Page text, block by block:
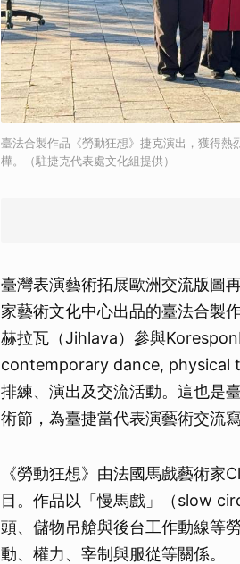
臺法合製作品《勞動狂想》捷克演出，獲得
樺。（駐捷克代表處文化組提供）
臺灣表演藝術拓展歐洲交流版圖
家藝術文化中心出品的臺法合製
赫拉瓦（Jihlava）參與
contemporary dance, physical
排練、演出及交流活動。這也是
術節，為臺捷當代表演藝術交流
《勞動狂想》由法國馬戲藝術
目。作品以「慢馬戲」（slow
頭、儲物吊艙與後台工作動線等
動、權力、宰制與服從等關係。